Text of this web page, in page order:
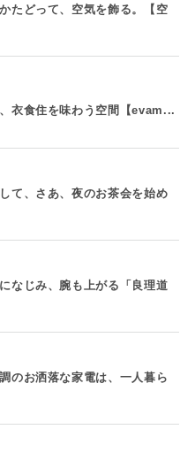
たどって、空気を飾る。【空
衣食住を味わう空間【evam...
て、さあ、夜のお茶会を始め
なじみ、腕も上がる「良理道
のお洒落な家電は、一人暮ら